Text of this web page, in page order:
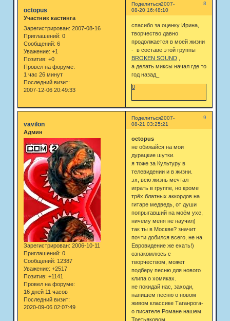
Поделиться 8
2007-
08-20 16:48:10
octopus
Участник кастинга
Зарегистрирован: 2007-08-16
Приглашений: 0
Сообщений: 6
Уважение: +1
Позитив: +0
Провел на форуме:
1 час 26 минут
Последний визит:
2007-12-06 20:49:33
спасибо за оценку Ирина,
творчество давно
продолжается в моей жизни
- в составе этой группы
BROKEN SOUND,
а делать миксы начал где то
год назад_
0
Поделиться 9
2007-
08-21 03:25:21
vavilon
Админ
Зарегистрирован: 2006-10-11
Приглашений: 0
Сообщений: 12387
Уважение: +2517
Позитив: +1141
Провел на форуме:
16 дней 11 часов
Последний визит:
2020-09-06 02:07:49
octopus
не обижайся на мои
дурацкие шутки.
я тоже за Культуру в
телевидении и в жизни.
эх, всю жизнь мечтал
играть в группе, но кроме
трёх блатных аккордов на
гитаре медведь, от души
попрыгавший на моём ухе,
ничему меня не научил)
так ты в Москве? значит
почти добился всего, не на
Евровидение же ехать!)
ознакомлюсь с
творчеством, может
подберу песню для нового
клипа о хомяках.
не покидай нас, заходи,
напишем песню о новом
живом классике Таганрога-
о писателе Романе нашем
Третьяковом.